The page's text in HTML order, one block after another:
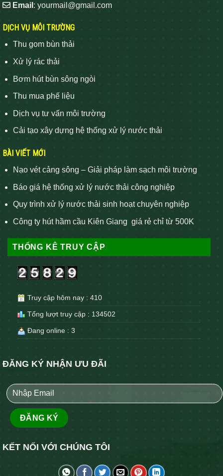
Email : yourmail@gmail.com
DỊCH VỤ MÔI TRƯỜNG
Thu gom bùn thải
Xử lý rác thải
Bơm hút bùn sông ngòi
Thu mua phế liệu
Dịch vụ tư vấn môi trường
Cải tạo xây dựng hệ thống xử lý nước thải
BÀI VIẾT MỚI
Nạo vét cảng sông – Giải pháp làm sạch môi trường
Báo giá hệ thống xử lý nước thải công nghiệp
Quy trình xử lý nước thải sinh hoạt chuyên nghiệp
Công ty hút hầm cầu Kiên Giang giá rẻ chỉ từ 500K
THỐNG KÊ TRUY CẬP
Truy cập hôm nay : 410
Tổng lượt truy cập : 134502
Đang online : 3
ĐĂNG KÝ NHẬN ƯU ĐÃI
KẾT NỐI VỚI CHÚNG TÔI